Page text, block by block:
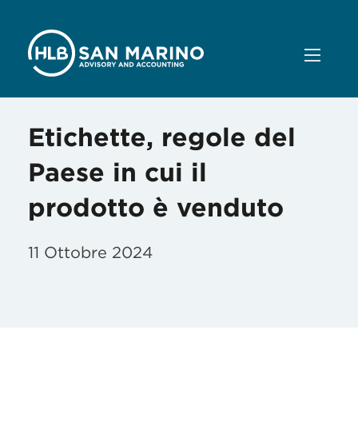
Etichette, regole del
Paese in cui il
prodotto è venduto
11 Ottobre 2024